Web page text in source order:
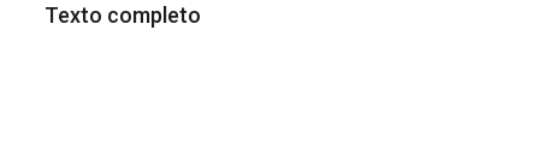
Texto completo